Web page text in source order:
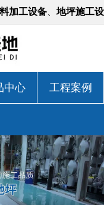
加工设备 地坪施工设
中心 工程案例